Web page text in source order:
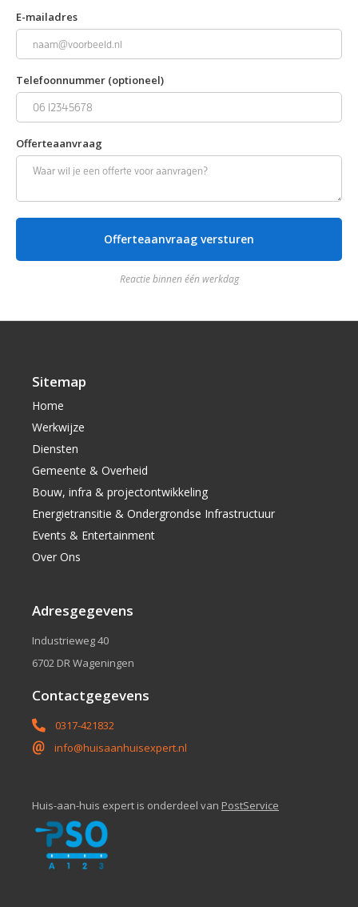
E-mailadres
Telefoonnummer (optioneel)
Offerteaanvraag
Reactie binnen één werkdag
Sitemap
Home
Werkwijze
Diensten
Gemeente & Overheid
Bouw, infra & projectontwikkeling
Energietransitie & Ondergrondse Infrastructuur
Events & Entertainment
Over Ons
Adresgegevens
Industrieweg 40
6702 DR Wageningen
Contactgegevens
0317-421832
info@huisaanhuisexpert.nl
Huis-aan-huis expert is onderdeel van PostService